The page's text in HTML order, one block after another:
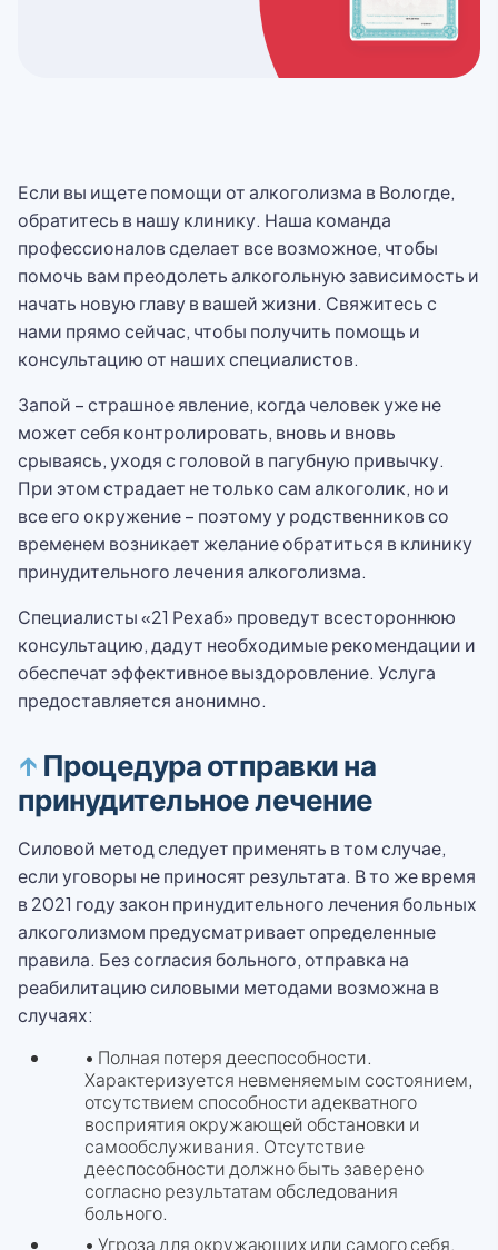
Если вы ищете помощи от алкоголизма в Вологде,
обратитесь в нашу клинику. Наша команда
профессионалов сделает все возможное, чтобы
помочь вам преодолеть алкогольную зависимость и
начать новую главу в вашей жизни. Свяжитесь с
нами прямо сейчас, чтобы получить помощь и
консультацию от наших специалистов.
Запой – страшное явление, когда человек уже не
может себя контролировать, вновь и вновь
срываясь, уходя с головой в пагубную привычку.
При этом страдает не только сам алкоголик, но и
все его окружение – поэтому у родственников со
временем возникает желание обратиться в клинику
принудительного лечения алкоголизма.
Специалисты «21 Рехаб» проведут всестороннюю
консультацию, дадут необходимые рекомендации и
обеспечат эффективное выздоровление. Услуга
предоставляется анонимно.
↑ Процедура отправки на
принудительное лечение
Силовой метод следует применять в том случае,
если уговоры не приносят результата. В то же время
в 2021 году закон принудительного лечения больных
алкоголизмом предусматривает определенные
правила. Без согласия больного, отправка на
реабилитацию силовыми методами возможна в
случаях:
• Полная потеря дееспособности.
Характеризуется невменяемым состоянием,
отсутствием способности адекватного
восприятия окружающей обстановки и
самообслуживания. Отсутствие
дееспособности должно быть заверено
согласно результатам обследования
больного.
• Угроза для окружающих или самого себя.